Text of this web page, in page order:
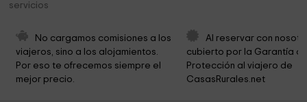
Iglesia parroquial de Ntra. Sra. del Mallo
Ermita de Santa Cruz (ruinas)
Mallo Bentuso
Ermita de Santiago (Agüero) 3,0 km
servicios
No cargamos comisiones a los
viajeros, sino a los alojamientos.
Por eso te ofrecemos siempre el
mejor precio.
Al reservar con
cubierto por la Garantía
Protección al viajero de
CasasRurales.net